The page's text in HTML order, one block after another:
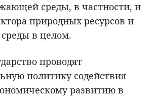
среды, в частности, и
природных ресурсов и
в целом.
проводят
политику содействия
развитию в